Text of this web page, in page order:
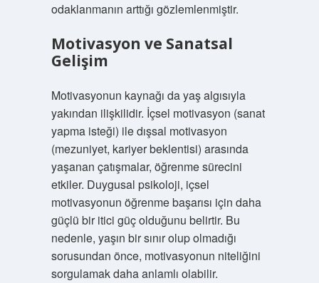
odaklanmanın arttığı gözlemlenmiştir.
Motivasyon ve Sanatsal
Gelişim
Motivasyonun kaynağı da yaş algısıyla
yakından ilişkilidir. İçsel motivasyon (sanat
yapma isteği) ile dışsal motivasyon
(mezuniyet, kariyer beklentisi) arasında
yaşanan çatışmalar, öğrenme sürecini
etkiler. Duygusal psikoloji, içsel
motivasyonun öğrenme başarısı için daha
güçlü bir itici güç olduğunu belirtir. Bu
nedenle, yaşın bir sınır olup olmadığı
sorusundan önce, motivasyonun niteliğini
sorgulamak daha anlamlı olabilir.